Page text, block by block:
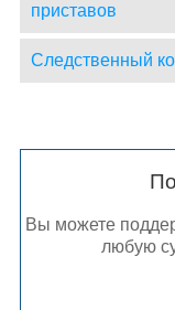
приставов
Следственный
Вы можете
любую